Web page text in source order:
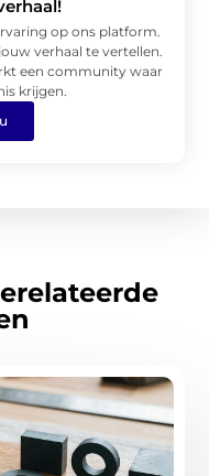
op ons platform.
verhaal te vertellen.
een community waar
krijgen.